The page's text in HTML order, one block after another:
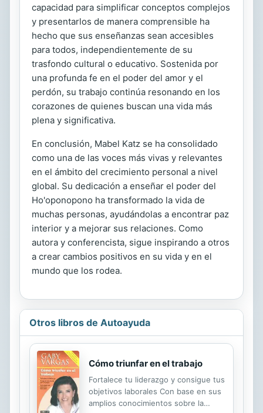
capacidad para simplificar conceptos complejos
y presentarlos de manera comprensible ha
hecho que sus enseñanzas sean accesibles
para todos, independientemente de su
trasfondo cultural o educativo. Sostenida por
una profunda fe en el poder del amor y el
perdón, su trabajo continúa resonando en los
corazones de quienes buscan una vida más
plena y significativa.
En conclusión, Mabel Katz se ha consolidado
como una de las voces más vivas y relevantes
en el ámbito del crecimiento personal a nivel
global. Su dedicación a enseñar el poder del
Ho'oponopono ha transformado la vida de
muchas personas, ayudándolas a encontrar paz
interior y a mejorar sus relaciones. Como
autora y conferencista, sigue inspirando a otros
a crear cambios positivos en su vida y en el
mundo que los rodea.
Otros libros de Autoayuda
Cómo triunfar en el trabajo
Fortalece tu liderazgo y consigue tus
objetivos laborales Con base en sus
amplios conocimientos sobre la